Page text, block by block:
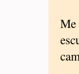
Me